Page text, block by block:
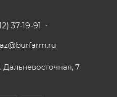
37-19-91
Дальневосточная, 7